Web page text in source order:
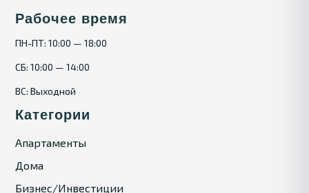
Рабочее время
ПН-ПТ: 10:00 — 18:00
СБ: 10:00 — 14:00
ВС: Выходной
Категории
Апартаменты
Дома
Бизнес/Инвестиции